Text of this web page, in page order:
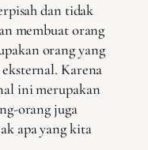
dan tidak
membuat orang
orang yang
Karena
ini merupakan
orang juga
apa yang kita